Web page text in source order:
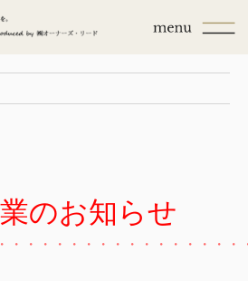
のお知らせ
・・・・・・・・・・・・・・・